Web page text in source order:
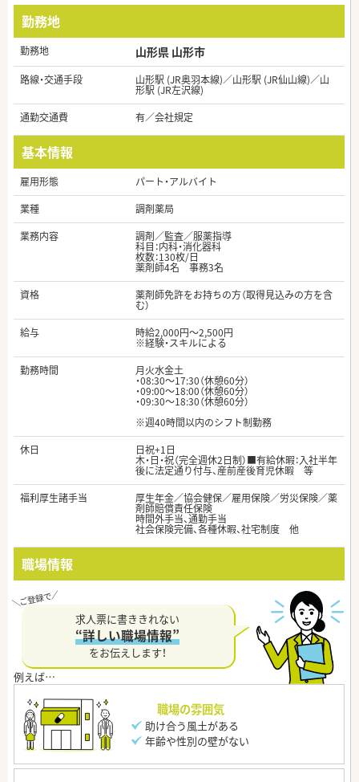
勤務地
勤務地 山形県 山形市
路線・交通手段 山形駅 (JR奥羽本線)／山形駅 (JR仙山線)／山
形駅 (JR左沢線)
通勤交通費
有／会社規定
基本情報
雇用形態
パート・アルバイト
業種
調剤薬局
業務内容
調剤／監査／服薬指導
科目：内科・消化器科
枚数：130枚/日
薬剤師4名 事務3名
資格
薬剤師免許をお持ちの方（取得見込みの方を含
む）
給与
時給2,000円～2,500円
※経験・スキルによる
勤務時間
月火水金土
・08:30～17:30（休憩60分）
・09:00～18:00（休憩60分）
・09:30～18:30（休憩60分）
※週40時間以内のシフト制勤務
休日
日祝+1日
木・日・祝（完全週休2日制）■有給休暇：入社半年
後に法定通り付与、産前産後育児休暇 等
福利厚生諸手当
厚生年金／協会健保／雇用保険／労災保険／薬
剤師賠償責任保険
時間外手当、通勤手当
社会保険完備、各種休暇、社宅制度 他
職場情報
求人票に書ききれない
“詳しい職場情報”
をお伝えします！
職場の雰囲気
助け合う風土がある
年齢や性別の壁がない